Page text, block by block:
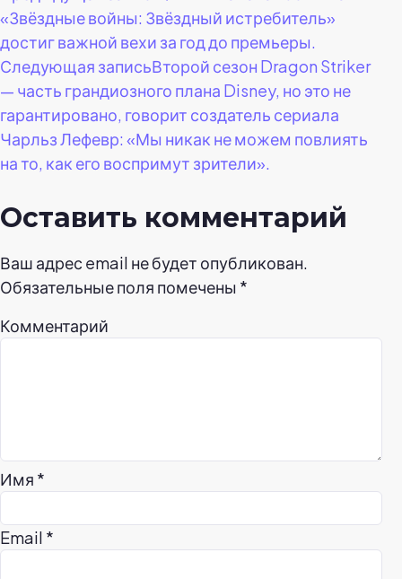
по
записям
«Звёздные войны: Звёздный истребитель»
достиг важной вехи за год до премьеры.
Следующая записьВторой сезон Dragon Striker
— часть грандиозного плана Disney, но это не
гарантировано, говорит создатель сериала
Чарльз Лефевр: «Мы никак не можем повлиять
на то, как его воспримут зрители».
Оставить комментарий
Ваш адрес email не будет опубликован.
Обязательные поля помечены *
Комментарий
Имя *
Email *